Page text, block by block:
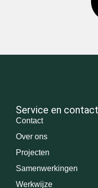
Service en contact
Contact
Over ons
Projecten
Samenwerkingen
Werkwijze